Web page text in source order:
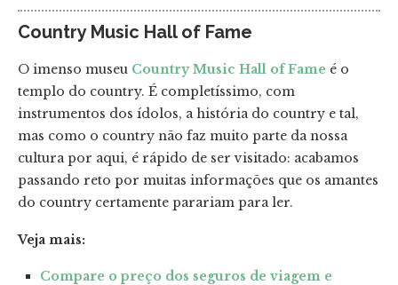
Country Music Hall of Fame
O imenso museu Country Music Hall of Fame é o
templo do country. É completíssimo, com
instrumentos dos ídolos, a história do country e tal,
mas como o country não faz muito parte da nossa
cultura por aqui, é rápido de ser visitado: acabamos
passando reto por muitas informações que os amantes
do country certamente parariam para ler.
Veja mais:
Compare o preço dos seguros de viagem e